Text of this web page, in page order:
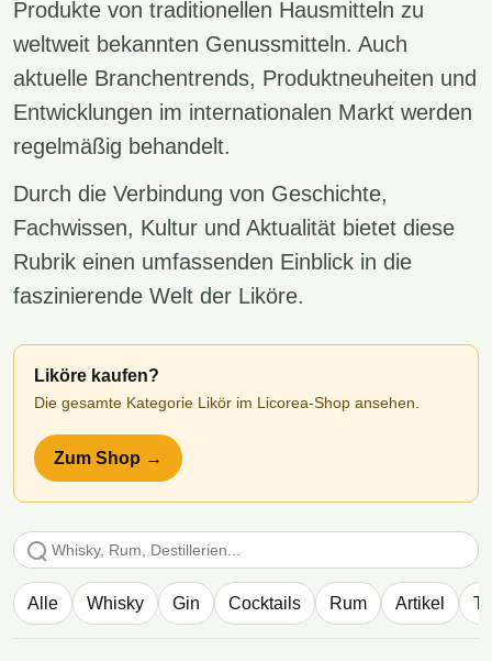
Produkte von traditionellen Hausmitteln zu
weltweit bekannten Genussmitteln. Auch
aktuelle Branchentrends, Produktneuheiten und
Entwicklungen im internationalen Markt werden
regelmäßig behandelt.
Durch die Verbindung von Geschichte,
Fachwissen, Kultur und Aktualität bietet diese
Rubrik einen umfassenden Einblick in die
faszinierende Welt der Liköre.
Liköre kaufen?
Die gesamte Kategorie Likör im Licorea-Shop ansehen.
Zum Shop →
Alle Whisky Gin Cocktails Rum Artikel
Artikel suchen